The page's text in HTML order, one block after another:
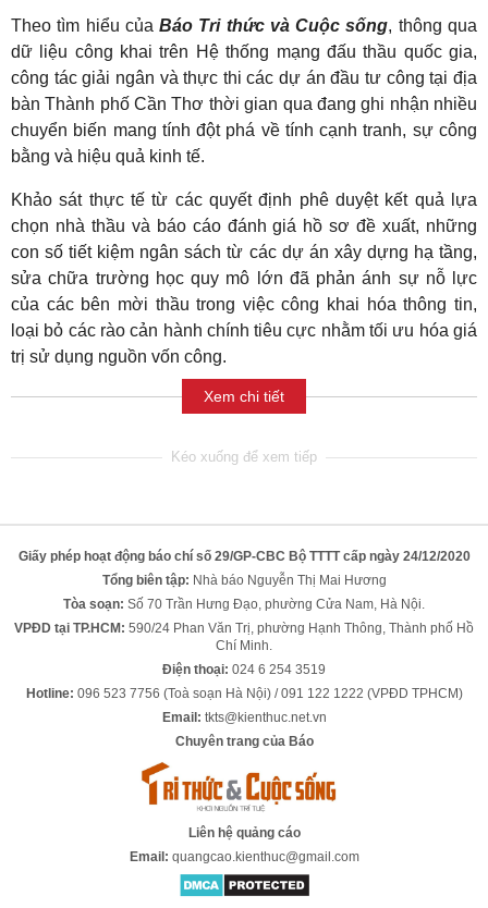
Theo tìm hiểu củaBáo Tri thức và Cuộc sống, thông qua
dữ liệu công khai trên Hệ thống mạng đấu thầu quốc gia,
công tác giải ngân và thực thi các dự án đầu tư công tại địa
bàn Thành phố Cần Thơ thời gian qua đang ghi nhận nhiều
chuyển biến mang tính đột phá về tính cạnh tranh, sự công
bằng và hiệu quả kinh tế.
Khảo sát thực tế từ các quyết định phê duyệt kết quả lựa
chọn nhà thầu và báo cáo đánh giá hồ sơ đề xuất, những
con số tiết kiệm ngân sách từ các dự án xây dựng hạ tầng,
sửa chữa trường học quy mô lớn đã phản ánh sự nỗ lực
của các bên mời thầu trong việc công khai hóa thông tin,
loại bỏ các rào cản hành chính tiêu cực nhằm tối ưu hóa giá
trị sử dụng nguồn vốn công.
Xem chi tiết
Giấy phép hoạt động báo chí số 29/GP-CBC Bộ TTTT cấp ngày 24/12/2020
Tổng biên tập: Nhà báo Nguyễn Thị Mai Hương
Tòa soạn: Số 70 Trần Hưng Đạo, phường Cửa Nam, Hà Nội.
VPĐD tại TP.HCM: 590/24 Phan Văn Trị, phường Hạnh Thông, Thành phố Hồ
Chí Minh.
Điện thoại: 024 6 254 3519
Hotline: 096 523 7756 (Toà soạn Hà Nội) / 091 122 1222 (VPĐD TPHCM)
Email: tkts@kienthuc.net.vn
Chuyên trang của Báo
Liên hệ quảng cáo
Email: quangcao.kienthuc@gmail.com